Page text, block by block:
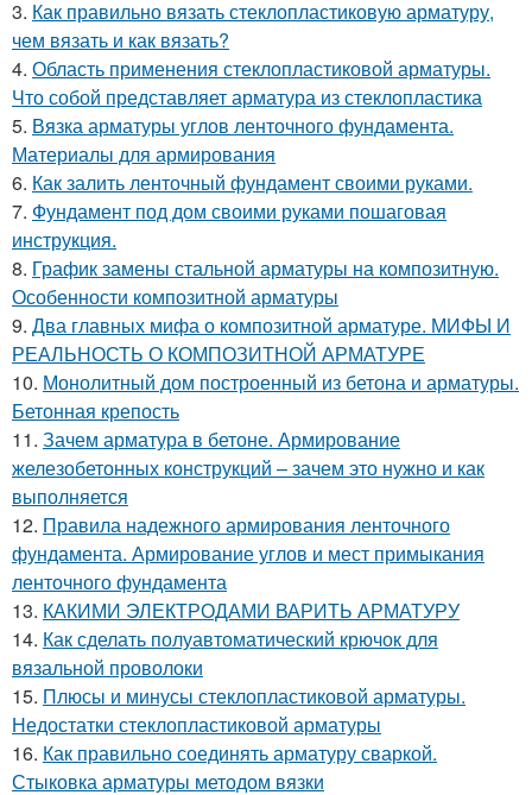
3. Как правильно вязать стеклопластиковую арматуру,
чем вязать и как вязать?
4. Область применения стеклопластиковой арматуры.
Что собой представляет арматура из стеклопластика
5. Вязка арматуры углов ленточного фундамента.
Материалы для армирования
6. Как залить ленточный фундамент своими руками.
7. Фундамент под дом своими руками пошаговая
инструкция.
8. График замены стальной арматуры на композитную.
Особенности композитной арматуры
9. Два главных мифа о композитной арматуре. МИФЫ И
РЕАЛЬНОСТЬ О КОМПОЗИТНОЙ АРМАТУРЕ
10. Монолитный дом построенный из бетона и арматуры.
Бетонная крепость
11. Зачем арматура в бетоне. Армирование
железобетонных конструкций – зачем это нужно и как
выполняется
12. Правила надежного армирования ленточного
фундамента. Армирование углов и мест примыкания
ленточного фундамента
13. КАКИМИ ЭЛЕКТРОДАМИ ВАРИТЬ АРМАТУРУ
14. Как сделать полуавтоматический крючок для
вязальной проволоки
15. Плюсы и минусы стеклопластиковой арматуры.
Недостатки стеклопластиковой арматуры
16. Как правильно соединять арматуру сваркой.
Стыковка арматуры методом вязки